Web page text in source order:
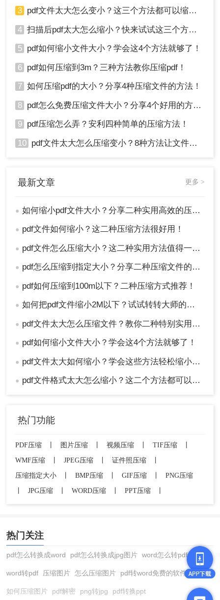
3、点击“开始压缩”就可以了（如果PDF设置了密码
保护，那么先解除密码再压缩哦~）
4、点击下载即可。
注意：确保网络连接稳定，以免影响上传和下载速
可以根据自己的需求和实际情况选择合适的方法。
PDF压缩软件；而对于偶尔需要压缩文件的用户或
在没有安装专业软件的情况下，可以选择在线PDF
压缩工具。无论选择哪种方法，都应注意保护个人
隐私和文件安全，并在操作前备份原始文件以防意
3 pdf文件太大怎么变小？这三个方法都可以缩小！
4 扫描后pdf太大怎么缩小？快来试试这三个方法！
5 pdf如何缩小文件大小？学会这4个方法就够了！
6 pdf如何压缩到3m？三种方法教你压缩pdf！
7 如何压缩pdf的大小？分享4种压缩文件的方法！
8 pdf怎么免费压缩文件大小？分享4个好用的方法，简单又快捷！
9 pdf压缩怎么弄？安利四种简单的压缩方法！
10 pdf文件太大怎么压缩变小？8种方法让文件轻松"瘦身"！
最新文章 更多 >
● 如何缩小pdf文件大小？分享二种实用高效的压缩方法！
● pdf文件如何缩小？这二种压缩方法很好用！
● pdf文件怎么压缩大小？这二种实用方法值得一试！
● pdf怎么压缩到指定大小？分享二种压缩文件的方法
● pdf如何压缩到100m以下？二种压缩方式推荐！
● 如何把pdf文件缩小2M以下？试试转转大师的两种压缩方式！
● pdf文件太大怎么压缩文件？教你二种特别实用的方法
● pdf如何缩小文件大小？学会这4个方法就够了！
● pdf文件太大如何缩小？学会这些方法轻松缩小文件体积！
● pdf文件格式太大怎么缩小？这二个方法都可以缩小！
热门功能
PDF压缩 图片压缩 视频压缩 TIF压缩
WMF压缩
JPEG压缩 证件照压缩
压缩指定大小
BMP压缩 GIF压缩
PNG压缩
JPG压缩 WORD压缩 PPT压缩
热门关注
pdf怎么转换成word pdf怎么转换成jpg图片 word怎么转pdf
word转pdf 压缩图片 怎么压缩图片 pdf转word免费的软件
如何压缩图片 pdf解密 png转jpg pdf转换ppt